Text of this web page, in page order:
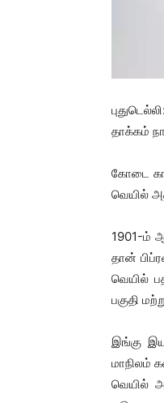
தாக்கம்
கோடை
வெயில்
1901-ம்
தான்
வெயில்
பகுதி
இங்கு
மாநிலம்
வெயில்